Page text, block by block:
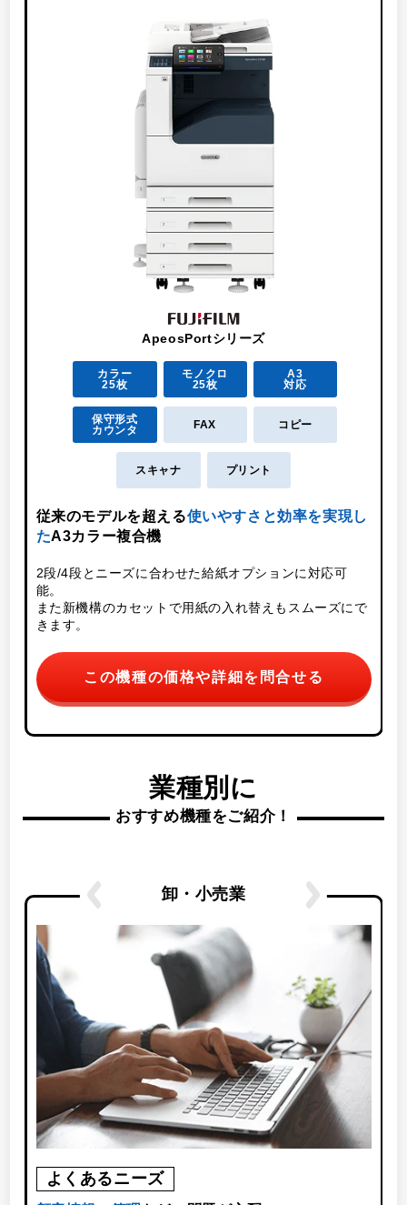
ApeosPortシリーズ
カラー
25枚
モノクロ
25枚
A3
対応
保守形式
カウンタ
FAX コピー
スキャナ プリント
従来のモデルを超える使いやすさと効率を実現し
たA3カラー複合機
2段/4段とニーズに合わせた給紙オプションに対応可
能。
また新機構のカセットで用紙の入れ替えもスムーズにで
きます。
この機種の価格や詳細を問合せる
業種別に
おすすめ機種をご紹介！
卸・小売業
よくあるニーズ